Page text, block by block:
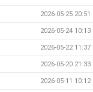
2026-05-25 20:51
2026-05-24 10:13
2026-05-22 11:37
2026-05-20 21:33
2026-05-11 10:12